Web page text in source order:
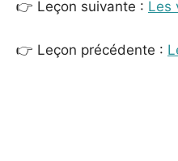
👉 Leçon suivante : Les
👉 Leçon précédente :